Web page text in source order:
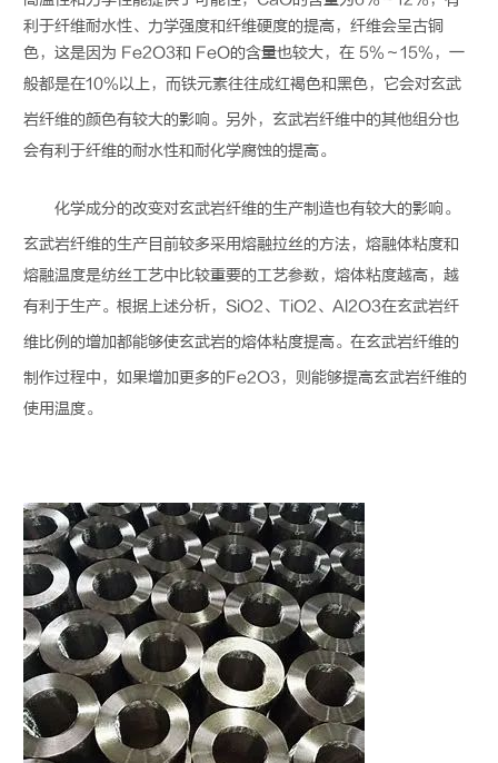
利于纤维耐水性、力学强度和纤维硬度的提高，纤维会呈古铜
色，这是因为 Fe2O3和 FeO的含量也较大，在 5%～15%，一
般都是在10%以上，而铁元素往往成红褐色和黑色，它会对玄武
岩纤维的颜色有较大的影响。另外，玄武岩纤维中的其他组分也
会有利于纤维的耐水性和耐化学腐蚀的提高。
化学成分的改变对玄武岩纤维的生产制造也有较大的影响。
玄武岩纤维的生产目前较多采用熔融拉丝的方法，熔融体粘度和
熔融温度是纺丝工艺中比较重要的工艺参数，熔体粘度越高，越
有利于生产。根据上述分析，SiO2、TiO2、Al2O3在玄武岩纤
维比例的增加都能够使玄武岩的熔体粘度提高。在玄武岩纤维的
制作过程中，如果增加更多的Fe2O3，则能够提高玄武岩纤维的
使用温度。